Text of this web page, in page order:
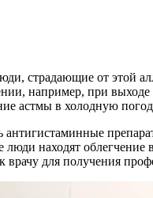
страдающие от этой
например, при
астмы в холодную
находят облегчение
врачу для получения